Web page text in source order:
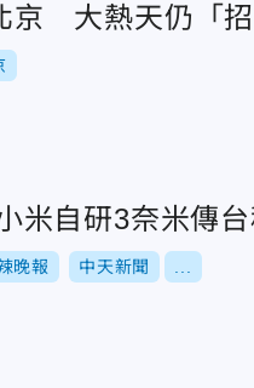
京 大熱天仍「
晚報 中天新聞